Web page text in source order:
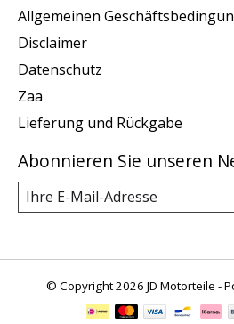
Allgemeinen
Disclaimer
Datenschutz
Zaa
Lieferung und Rückgabe
Abonnieren Sie unseren
© Copyright 2026 JD Motorteile -